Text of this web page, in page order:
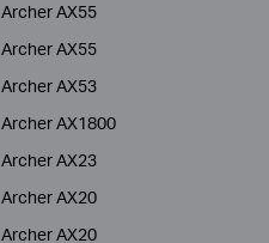
Archer AX55
Archer AX55
Archer AX53
Archer AX1800
Archer AX23
Archer AX20
Archer AX20